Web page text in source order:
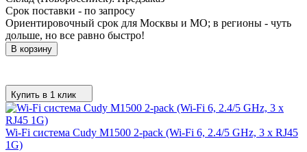
Срок поставки - по запросу
Ориентировочный срок для Москвы и МО; в регионы - чуть
дольше, но все равно быстро!
В корзину
Купить в 1 клик
Wi-Fi система Cudy M1500 2-pack (Wi-Fi 6, 2.4/5 GHz, 3 x RJ45
1G)